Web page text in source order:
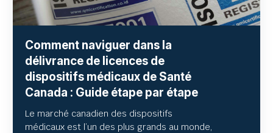
Comment naviguer dans la
délivrance de licences de
dispositifs médicaux de Santé
Canada : Guide étape par étape
Le marché canadien des dispositifs
médicaux est l’un des plus grands au monde,